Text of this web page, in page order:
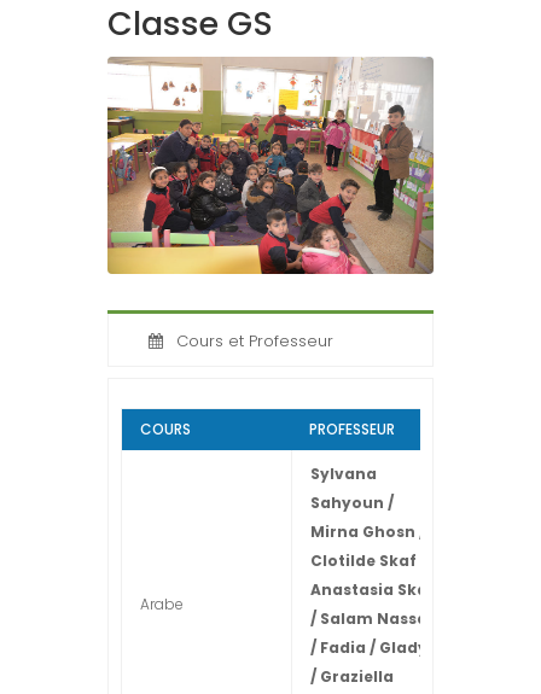
Classe GS
Cours et Professeur
COURS PROFESSEUR
Arabe
Sylvana
Sahyoun /
Mirna Ghosn /
Clotilde Skaf /
Anastasia Skaf
/ Salam Nasseh
/ Fadia / Gladys
/ Graziella